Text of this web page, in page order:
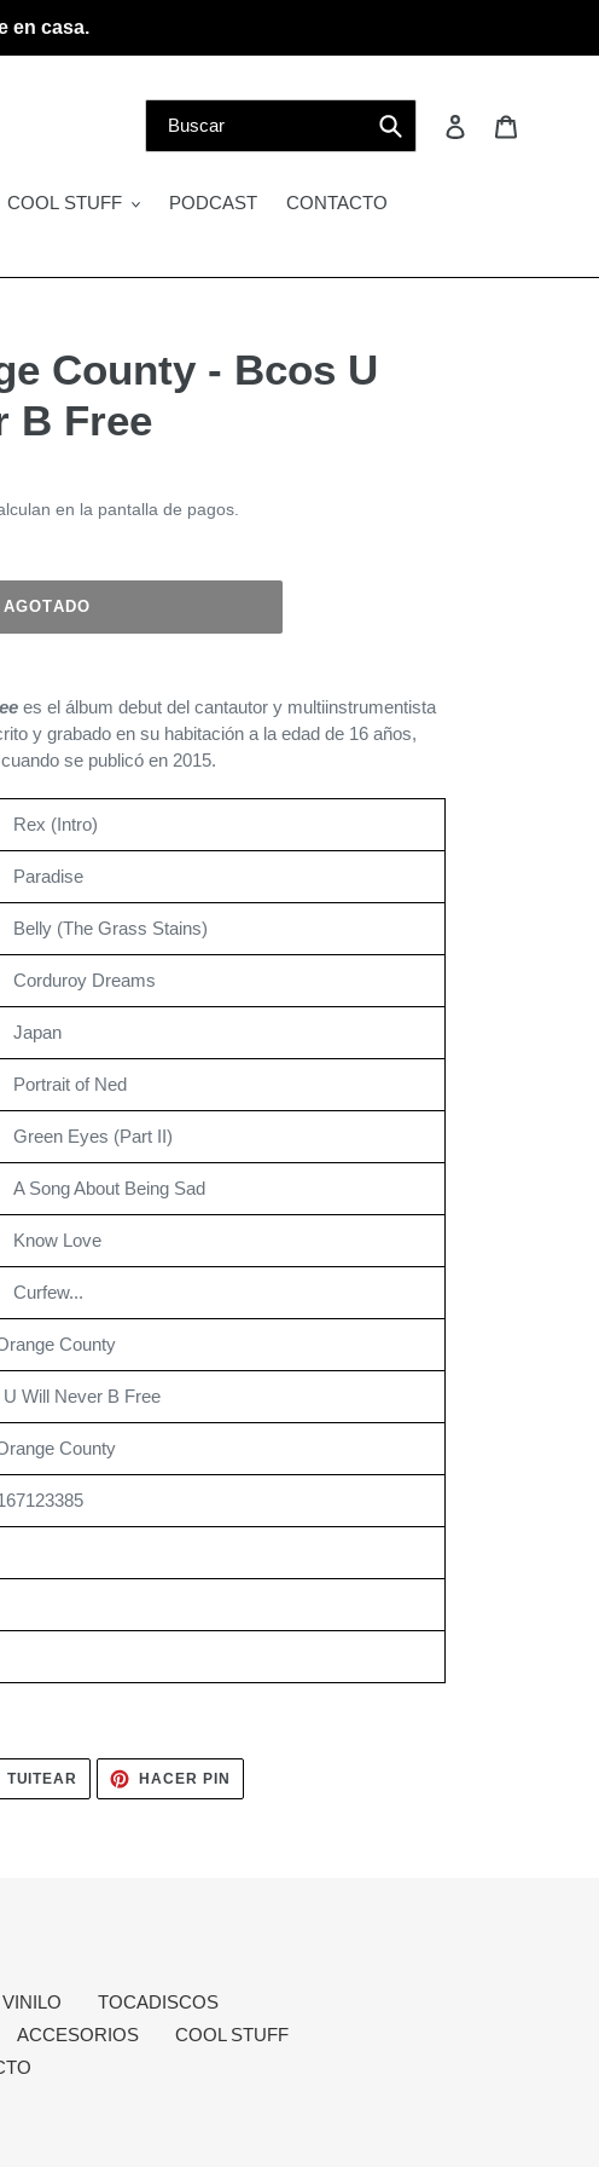
en casa.
Buscar Ingresar
COOL STUFF PODCAST CONTACTO
County - Bcos U
B Free
en la pantalla de pagos.
AGOTADO
es el álbum debut del cantautor y multiinstrumentista
y grabado en su habitación a la edad de 16 años,
se publicó en 2015.
Rex (Intro)
Paradise
Belly (The Grass Stains)
Corduroy Dreams
Japan
Portrait of Ned
Green Eyes (Part II)
A Song About Being Sad
Know Love
Curfew...
County
Will Never B Free
County
TUITEAR TUITEAR
TWITTER
HACER PIN
PINTEREST
TOCADISCOS
ACCESORIOS
COOL STUFF